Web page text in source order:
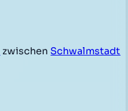
zwischen Schwalmstadt